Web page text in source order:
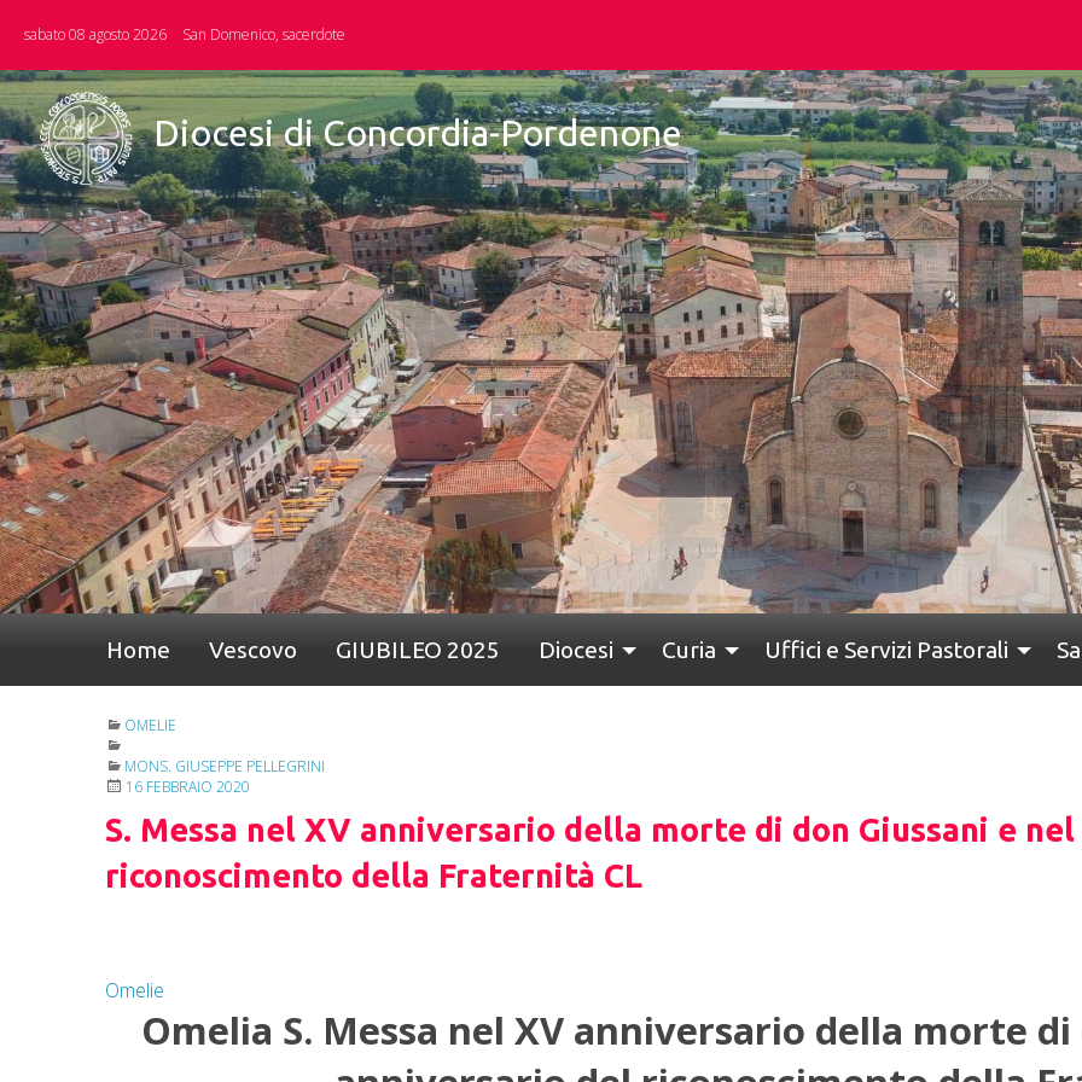
content
sabato 08 agosto 2026 San Domenico, sacerdote
Diocesi di Concordia-Pordenone
Home Vescovo GIUBILEO 2025 Diocesi Curia Uffici e Servizi Pastorali
OMELIE
MONS. GIUSEPPE PELLEGRINI
16 FEBBRAIO 2020
S. Messa nel XV anniversario della morte di don Giussani e
riconoscimento della Fraternità CL
Omelie
Omelia S. Messa nel XV anniversario della morte di